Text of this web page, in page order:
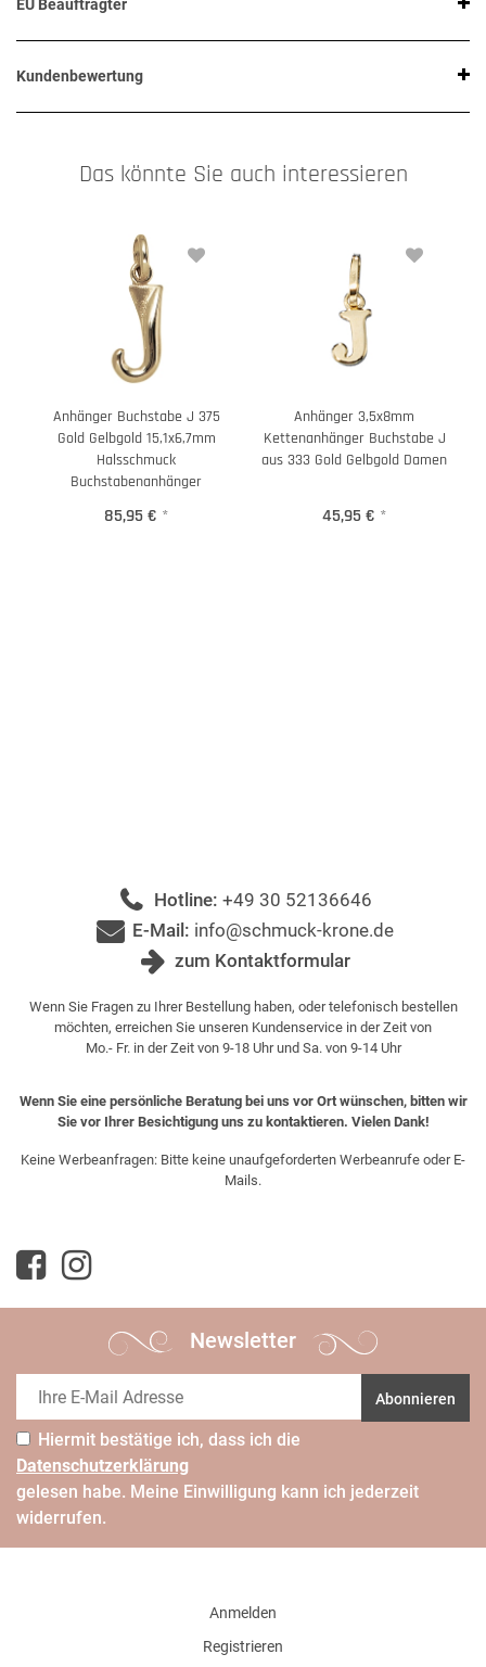
EU Beauftragter
Kundenbewertung
Das könnte Sie auch interessieren
Anhänger Buchstabe J 375
Gold Gelbgold 15,1x6,7mm
Halsschmuck
Buchstabenanhänger
85,95 € *
Anhänger 3,5x8mm
Kettenanhänger Buchstabe J
aus 333 Gold Gelbgold Damen
45,95 € *
Hotline: +49 30 52136646
E-Mail: info@schmuck-krone.de
zum Kontaktformular
Wenn Sie Fragen zu Ihrer Bestellung haben, oder telefonisch bestellen
möchten, erreichen Sie unseren Kundenservice in der Zeit von
Mo.- Fr. in der Zeit von 9-18 Uhr und Sa. von 9-14 Uhr
Wenn Sie eine persönliche Beratung bei uns vor Ort wünschen, bitten wir
Sie vor Ihrer Besichtigung uns zu kontaktieren. Vielen Dank!
Keine Werbeanfragen: Bitte keine unaufgeforderten Werbeanrufe oder E-
Mails.
Newsletter
Abonnieren
Hiermit bestätige ich, dass ich die
Daten­schutz­erklärung
gelesen habe. Meine Einwilligung kann ich jederzeit
widerrufen.
Anmelden
Registrieren